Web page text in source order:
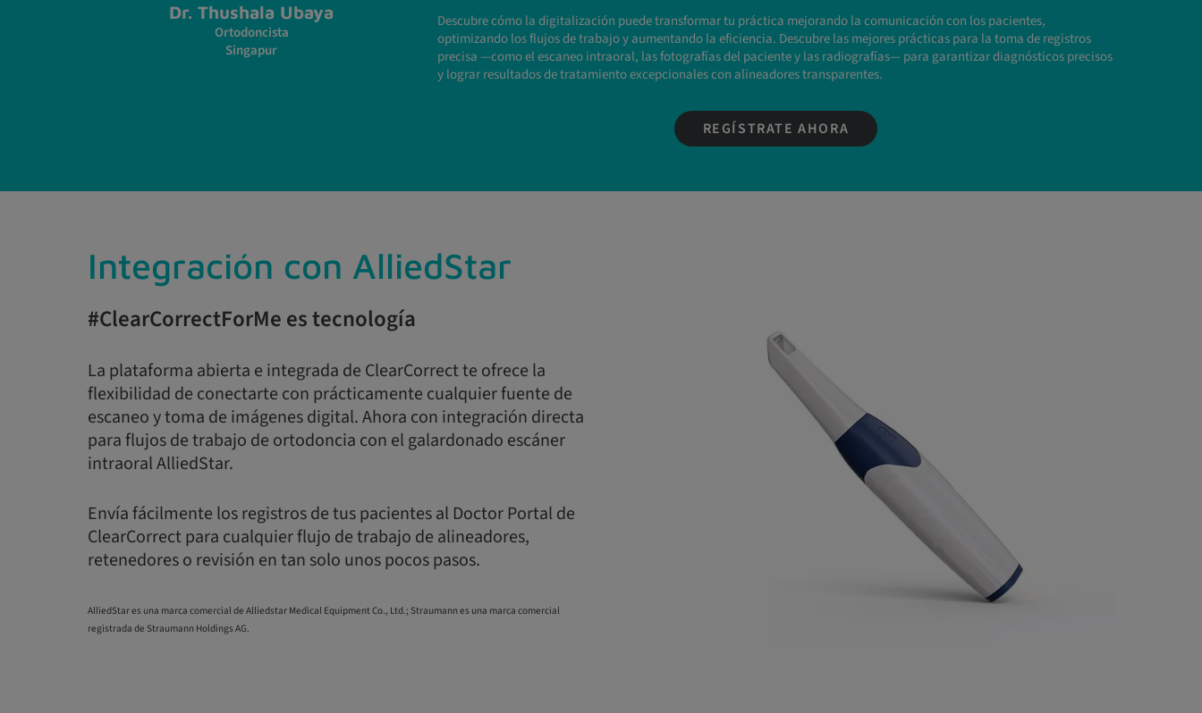
Dr. Thushala Ubaya
Ortodoncista
Singapur
Descubre cómo la digitalización puede transformar tu práctica mejorando la comunicación con los pacientes,
optimizando los flujos de trabajo y aumentando la eficiencia. Descubre las mejores prácticas para la toma de registros
precisa —como el escaneo intraoral, las fotografías del paciente y las radiografías— para garantizar diagnósticos precisos
y lograr resultados de tratamiento excepcionales con alineadores transparentes.
REGÍSTRATE AHORA
Integración con AlliedStar
#ClearCorrectForMe es tecnología
La plataforma abierta e integrada de ClearCorrect te ofrece la
flexibilidad de conectarte con prácticamente cualquier fuente de
escaneo y toma de imágenes digital. Ahora con integración directa
para flujos de trabajo de ortodoncia con el galardonado escáner
intraoral AlliedStar.
Envía fácilmente los registros de tus pacientes al Doctor Portal de
ClearCorrect para cualquier flujo de trabajo de alineadores,
retenedores o revisión en tan solo unos pocos pasos.
AlliedStar es una marca comercial de Alliedstar Medical Equipment Co., Ltd.; Straumann es una marca comercial
registrada de Straumann Holdings AG.